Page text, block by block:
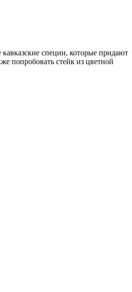
специи, которые придают
попробовать стейк из цветной